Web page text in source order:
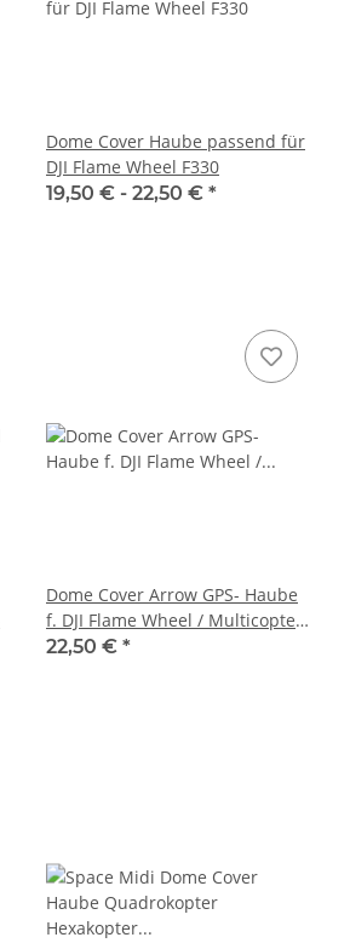
Dome Cover Haube passend für
DJI Flame Wheel F330
19,50 € - 22,50 € *
Dome Cover Arrow GPS- Haube
f. DJI Flame Wheel / Multicopter
/ Quadrocopter
22,50 € *